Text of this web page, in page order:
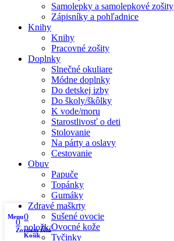
Samolepky a samolepkové zošity
Zápisníky a pohľadnice
Knihy
Knihy
Pracovné zošity
Doplnky
Slnečné okuliare
Módne doplnky
Do detskej izby
Do školy/škôlky
K vode/moru
Starostlivosť o deti
Stolovanie
Na párty a oslavy
Cestovanie
Obuv
Papuče
Topánky
Gumáky
Zdravé maškrty
Sušené ovocie
Ovocné kože
Tyčinky
Menu
0
Zoznam želaní
0
položka
Košík